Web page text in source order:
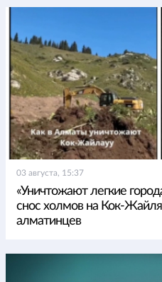
03 августа, 15:37
«Уничтожают легкие
снос холмов на Кок-
алматинцев